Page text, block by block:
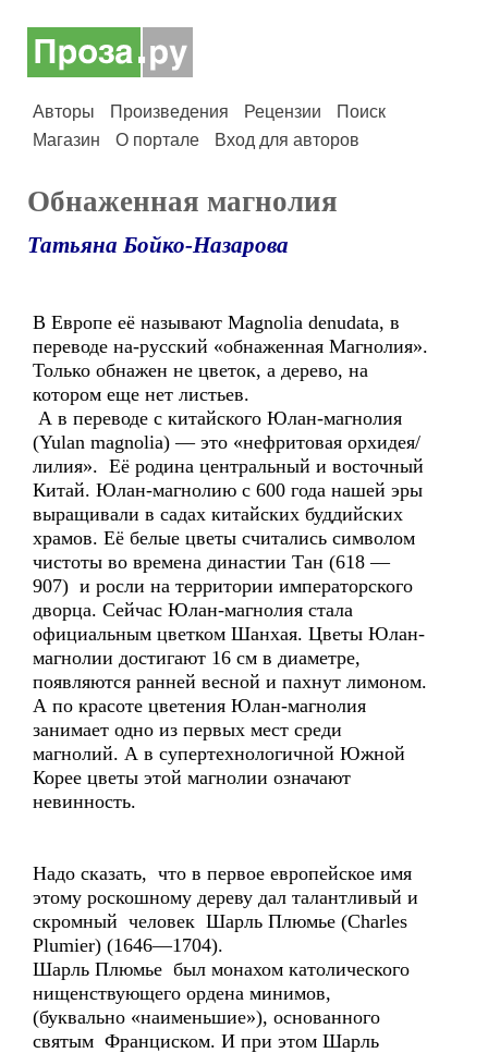
Авторы Произведения Рецензии
Поиск
Магазин
О портале Вход для авторов
Обнаженная магнолия
Татьяна Бойко-Назарова
В Европе её называют Magnolia denudata, в
переводе на-русский «обнаженная Магнолия».
Только обнажен не цветок, а дерево, на
котором еще нет листьев.
А в переводе с китайского Юлан-магнолия
(Yulan magnolia) — это «нефритовая орхидея/
лилия». Её родина центральный и восточный
Китай. Юлан-магнолию с 600 года нашей эры
выращивали в садах китайских буддийских
храмов. Её белые цветы считались символом
чистоты во времена династии Тан (618 —
907) и росли на территории императорского
дворца. Сейчас Юлан-магнолия стала
официальным цветком Шанхая. Цветы Юлан-
магнолии достигают 16 см в диаметре,
появляются ранней весной и пахнут лимоном.
А по красоте цветения Юлан-магнолия
занимает одно из первых мест среди
магнолий. А в супертехнологичной Южной
Корее цветы этой магнолии означают
невинность.
Надо сказать, что в первое европейское имя
этому роскошному дереву дал талантливый и
скромный человек Шарль Плюмье (Charles
Plumier) (1646—1704).
Шарль Плюмье был монахом католического
нищенствующего ордена минимов,
(буквально «наименьшие»), основанного
святым Франциском. И при этом Шарль